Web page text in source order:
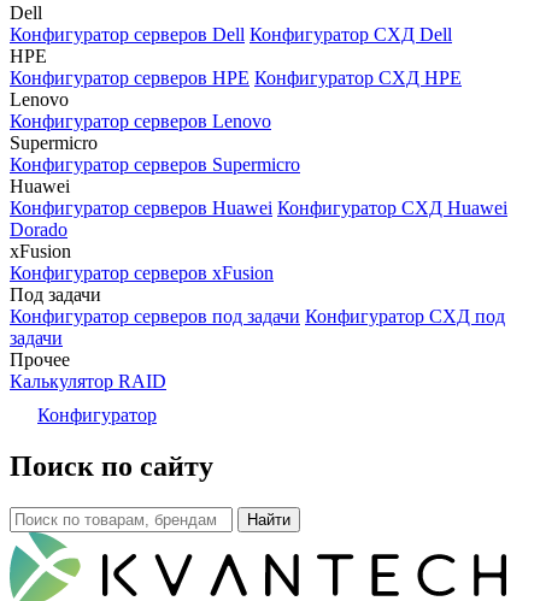
Dell
Конфигуратор серверов Dell Конфигуратор СХД Dell
HPE
Конфигуратор серверов HPE Конфигуратор СХД HPE
Lenovo
Конфигуратор серверов Lenovo
Supermicro
Конфигуратор серверов Supermicro
Huawei
Конфигуратор серверов Huawei Конфигуратор СХД Huawei
Dorado
xFusion
Конфигуратор серверов xFusion
Под задачи
Конфигуратор серверов под задачи Конфигуратор СХД под
задачи
Прочее
Калькулятор RAID
Конфигуратор
Поиск по сайту